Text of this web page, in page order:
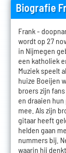
Biografie
Frank -
wordt op 27
in Nijmegen
een katholiek
Muziek speelt
huize Boeijen
broers zijn
en draaien
mee. Als zijn
gitaar heeft
helden gaan
nummers bij.
waarin hij